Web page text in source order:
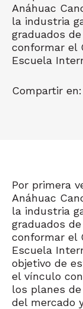
Anáhuac
la industria
graduados
conformar el
Escuela
Compartir en:
Por primera
Anáhuac
la industria
graduados
conformar el
Escuela
objetivo de
el vínculo
los planes
del mercado